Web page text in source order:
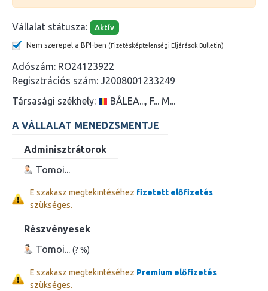
Vállalat státusza: Aktív
Nem szerepel a BPI-ben (Fizetésképtelenségi Eljárások Bulletin)
Adószám: RO24123922
Regisztrációs szám: J2008001233249
Társasági székhely:
BÂLEA..., F... M...
A VÁLLALAT MENEDZSMENTJE
Adminisztrátorok
Tomoi...
E szakasz megtekintéséhez fizetett előfizetés
szükséges.
Részvényesek
Tomoi... (? %)
E szakasz megtekintéséhez Premium előfizetés
szükséges.